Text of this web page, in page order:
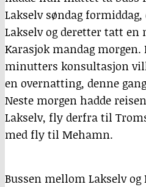
Lakselv søndag
Lakselv og deretter tatt en
Karasjok mandag morgen.
minutters konsultasjon
en overnatting, denne
Neste morgen hadde
Lakselv, fly derfra til
med fly til Mehamn.
Bussen mellom Lakselv